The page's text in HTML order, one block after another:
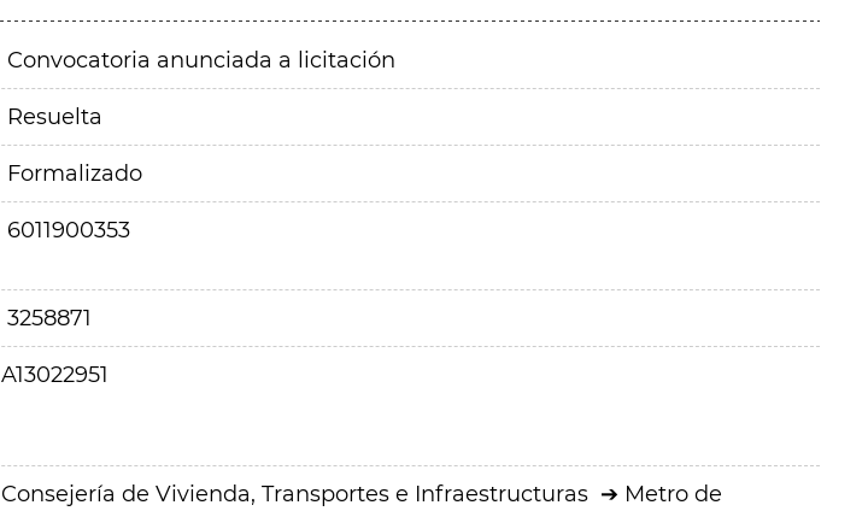
Convocatoria anunciada a licitación
Resuelta
Formalizado
6011900353
3258871
A13022951
Consejería de Vivienda, Transportes e Infraestructuras
Metro de